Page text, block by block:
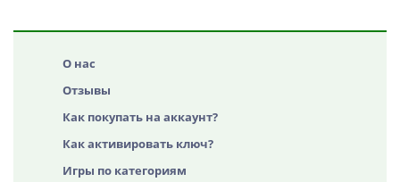
О нас
Отзывы
Как покупать на аккаунт?
Как активировать ключ?
Игры по категориям